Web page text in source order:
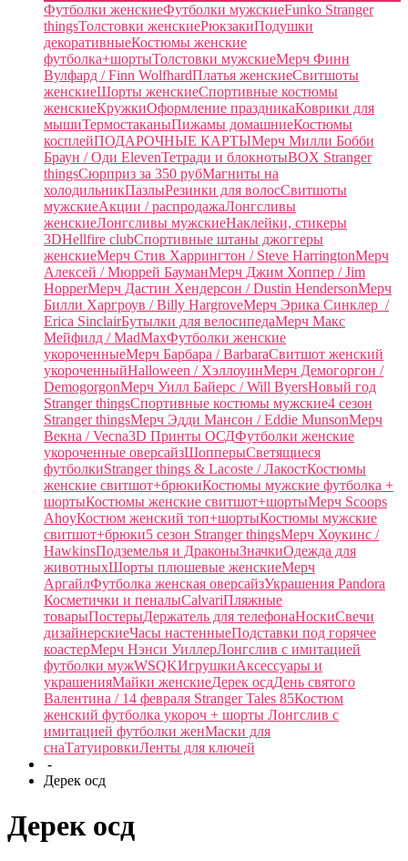
Футболки женскиеФутболки мужскиеFunko Stranger
thingsТолстовки женскиеРюкзакиПодушки
декоративныеКостюмы женские
футболка+шортыТолстовки мужскиеМерч Финн
Вулфард / Finn WolfhardПлатья женскиеСвитшоты
женскиеШорты женскиеСпортивные костюмы
женскиеКружкиОформление праздникаКоврики для
мышиТермостаканыПижамы домашниеКостюмы
косплейПОДАРОЧНЫЕ КАРТЫМерч Милли Бобби
Браун / Оди ElevenТетради и блокнотыBOX Stranger
thingsСюрприз за 350 рубМагниты на
холодильникПазлыРезинки для волосСвитшоты
мужскиеАкции / распродажаЛонгсливы
женскиеЛонгсливы мужскиеНаклейки, стикеры
3DHellfire clubСпортивные штаны джоггеры
женскиеМерч Стив Харрингтон / Steve HarringtonМерч
Алексей / Мюррей БауманМерч Джим Хоппер / Jim
HopperМерч Дастин Хендерсон / Dustin HendersonМерч
Билли Харгроув / Billy HargroveМерч Эрика Синклер /
Erica SinclairБутылки для велосипедаМерч Макс
Мейфилд / MadMaxФутболки женские
укороченныеМерч Барбара / BarbaraСвитшот женский
укороченныйHalloween / ХэллоуинМерч Демогоргон /
DemogorgonМерч Уилл Байерс / Will ByersНовый год
Stranger thingsСпортивные костюмы мужские4 сезон
Stranger thingsМерч Эдди Мансон / Eddie MunsonМерч
Векна / Vecna3D Принты ОСДФутболки женские
укороченные оверсайзШопперыСветящиеся
футболкиStranger things & Lacoste / ЛакостКостюмы
женские свитшот+брюкиКостюмы мужские футболка +
шортыКостюмы женские свитшот+шортыМерч Scoops
AhoyКостюм женский топ+шортыКостюмы мужские
свитшот+брюки5 сезон Stranger thingsМерч Хоукинс /
HawkinsПодземелья и ДраконыЗначкиОдежда для
животныхШорты плюшевые женскиеМерч
АргайлФутболка женская оверсайзУкрашения Pandora
Косметички и пеналыCalvariПляжные
товарыПостерыДержатель для телефонаНоскиСвечи
дизайнерскиеЧасы настенныеПодставки под горячее
коастерМерч Нэнси УиллерЛонгслив с имитацией
футболки мужWSQKИгрушкиАксессуары и
украшенияМайки женскиеДерек осдДень святого
Валентина / 14 февраля Stranger Tales 85Костюм
женский футболка укороч + шорты Лонгслив с
имитацией футболки женМаски для
снаТатуировкиЛенты для ключей
-
Дерек осд
Дерек осд